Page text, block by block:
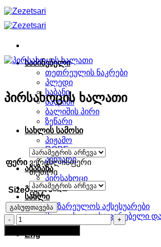
Skip
to
content
საძინებელი
თეთრეულის ნაკრები
პლედი
საბანი
ბალიში
ბალიშის პირი
ზეწარი
სახლის სამოსი
პიჟამო
ROBE
პენუარი
აბაზანა
პირსახოცი
გაყიდვადი
სახლი
სამზარეულოს აქსესუარები
მაგიდის გადასაფარებელი და
პროდუქცია
Eng
პირსახოცის ხალათი
ფერი ვერცხლისფერი
თეთრი
Size
S/M
გასუფთავება
რაოდენობა:
პირსახოცის
ხალათი